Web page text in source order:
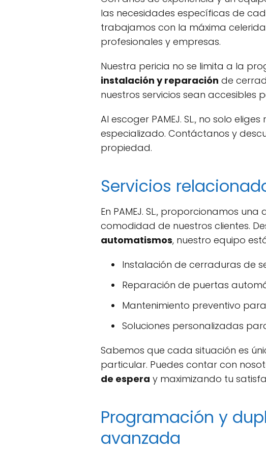
las necesidades específicas de
trabajamos con la máxima
profesionales y empresas.
Nuestra pericia no se limita a la
instalación y reparación de
nuestros servicios sean accesibles
Al escoger PAMEJ. SL., no solo
especializado. Contáctanos y
propiedad.
Servicios
En PAMEJ. SL., proporcionamos
comodidad de nuestros clientes.
automatismos, nuestro equipo
Instalación de cerraduras de
Reparación de puertas
Mantenimiento preventivo
Soluciones personalizadas
Sabemos que cada situación es
particular. Puedes contar con
de espera y maximizando tu
Programación y
avanzada